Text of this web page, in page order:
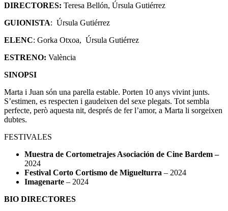
DIRECTORES: Teresa Bellón, Úrsula Gutiérrez
GUIONISTA: Úrsula Gutiérrez
ELENC: Gorka Otxoa, Úrsula Gutiérrez
ESTRENO: València
SINOPSI
Marta i Juan són una parella estable. Porten 10 anys vivint junts.
S’estimen, es respecten i gaudeixen del sexe plegats. Tot sembla
perfecte, però aquesta nit, després de fer l’amor, a Marta li sorgeixen
dubtes.
FESTIVALES
Muestra de Cortometrajes Asociación de Cine Bardem –
2024
Festival Corto Cortismo de Miguelturra – 2024
Imagenarte – 2024
BIO DIRECTORES